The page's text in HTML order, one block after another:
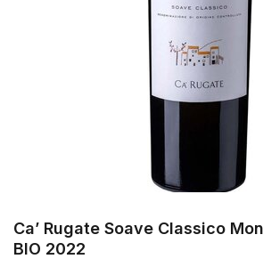
Ca’ Rugate Soave Classico
BIO 2022